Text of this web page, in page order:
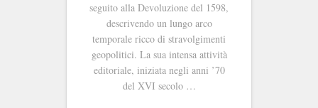
seguito alla Devoluzione del 1598,
descrivendo un lungo arco
temporale ricco di stravolgimenti
geopolitici. La sua intensa attività
editoriale, iniziata negli anni ’70
del XVI secolo …